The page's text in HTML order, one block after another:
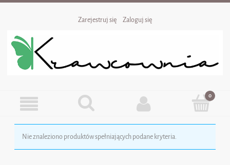
Zarejestruj się Zaloguj się
Nie znaleziono produktów spełniających podane kryteria.